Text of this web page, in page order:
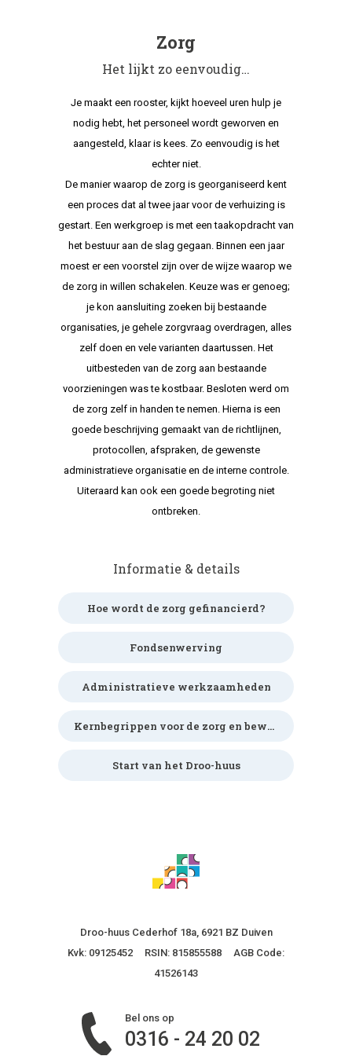
Zorg
Het lijkt zo eenvoudig…
Je maakt een rooster, kijkt hoeveel uren hulp je
nodig hebt, het personeel wordt geworven en
aangesteld, klaar is kees. Zo eenvoudig is het
echter niet.
De manier waarop de zorg is georganiseerd kent
een proces dat al twee jaar voor de verhuizing is
gestart. Een werkgroep is met een taakopdracht van
het bestuur aan de slag gegaan. Binnen een jaar
moest er een voorstel zijn over de wijze waarop we
de zorg in willen schakelen. Keuze was er genoeg;
je kon aansluiting zoeken bij bestaande
organisaties, je gehele zorgvraag overdragen, alles
zelf doen en vele varianten daartussen. Het
uitbesteden van de zorg aan bestaande
voorzieningen was te kostbaar. Besloten werd om
de zorg zelf in handen te nemen. Hierna is een
goede beschrijving gemaakt van de richtlijnen,
protocollen, afspraken, de gewenste
administratieve organisatie en de interne controle.
Uiteraard kan ook een goede begroting niet
ontbreken.
Informatie & details
Hoe wordt de zorg gefinancierd?
Fondsenwerving
Administratieve werkzaamheden
Kernbegrippen voor de zorg en bewoners
Start van het Droo-huus
Droo-huus Cederhof 18a, 6921 BZ Duiven
Kvk: 09125452 RSIN: 815855588 AGB Code:
41526143
Bel ons op
0316 - 24 20 02